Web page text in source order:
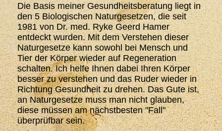
Die Basis meiner Gesundheitsberatung liegt in
den 5 Biologischen Naturgesetzen, die seit
1981 von Dr. med. Ryke Geerd Hamer
entdeckt wurden. Mit dem Verstehen dieser
Naturgesetze kann sowohl bei Mensch und
Tier der Körper wieder auf Regeneration
schalten. Ich helfe Ihnen dabei Ihren Körper
besser zu verstehen und das Ruder wieder in
Richtung Gesundheit zu drehen. Das Gute ist,
an Naturgesetze muss man nicht glauben,
diese müssen am nächstbesten "Fall"
überprüfbar sein.